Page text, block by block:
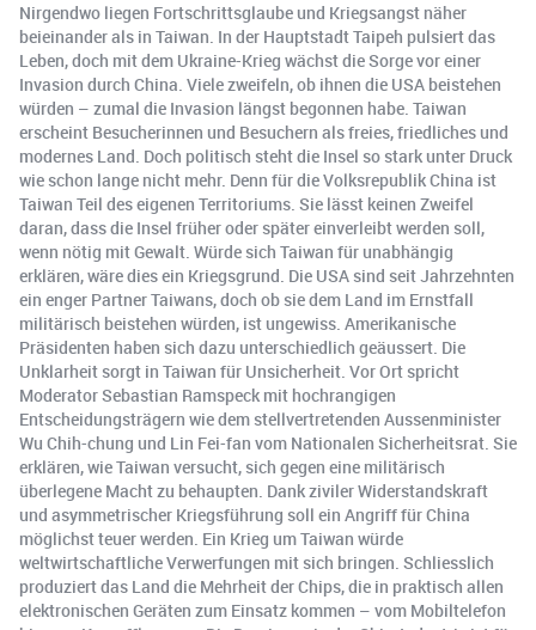
Nirgendwo liegen Fortschrittsglaube und Kriegsangst näher
beieinander als in Taiwan. In der Hauptstadt Taipeh pulsiert das
Leben, doch mit dem Ukraine-Krieg wächst die Sorge vor einer
Invasion durch China. Viele zweifeln, ob ihnen die USA beistehen
würden – zumal die Invasion längst begonnen habe. Taiwan
erscheint Besucherinnen und Besuchern als freies, friedliches und
modernes Land. Doch politisch steht die Insel so stark unter Druck
wie schon lange nicht mehr. Denn für die Volksrepublik China ist
Taiwan Teil des eigenen Territoriums. Sie lässt keinen Zweifel
daran, dass die Insel früher oder später einverleibt werden soll,
wenn nötig mit Gewalt. Würde sich Taiwan für unabhängig
erklären, wäre dies ein Kriegsgrund. Die USA sind seit Jahrzehnten
ein enger Partner Taiwans, doch ob sie dem Land im Ernstfall
militärisch beistehen würden, ist ungewiss. Amerikanische
Präsidenten haben sich dazu unterschiedlich geäussert. Die
Unklarheit sorgt in Taiwan für Unsicherheit. Vor Ort spricht
Moderator Sebastian Ramspeck mit hochrangigen
Entscheidungsträgern wie dem stellvertretenden Aussenminister
Wu Chih-chung und Lin Fei-fan vom Nationalen Sicherheitsrat. Sie
erklären, wie Taiwan versucht, sich gegen eine militärisch
überlegene Macht zu behaupten. Dank ziviler Widerstandskraft
und asymmetrischer Kriegsführung soll ein Angriff für China
möglichst teuer werden. Ein Krieg um Taiwan würde
weltwirtschaftliche Verwerfungen mit sich bringen. Schliesslich
produziert das Land die Mehrheit der Chips, die in praktisch allen
elektronischen Geräten zum Einsatz kommen – vom Mobiltelefon